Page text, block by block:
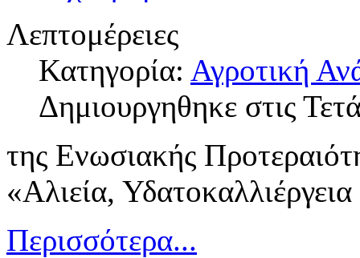
Λεπτομέρειες
Κατηγορία: Αγροτική
Δημιουργηθηκε στις
της Ενωσιακής
«Αλιεία,
Περισσότερα...